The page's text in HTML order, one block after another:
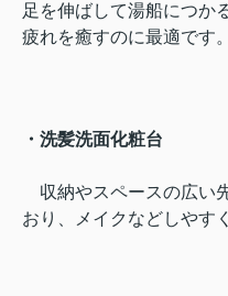
足を伸ばして湯船につか
疲れを癒すのに最適です。
・洗髪洗面化粧台
収納やスペースの広い
おり、メイクなどしやす